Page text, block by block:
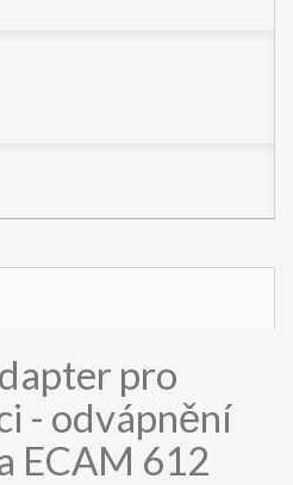
pro
- odvápnění
ECAM 612